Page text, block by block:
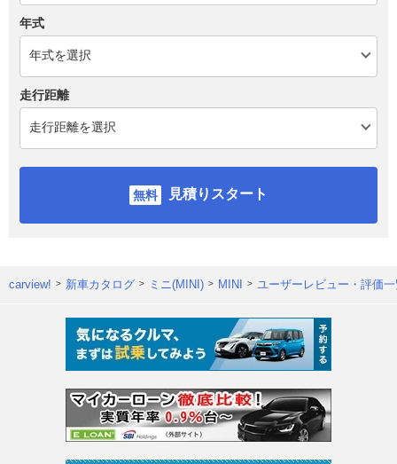
年式
走行距離
見積りスタート
carview! 新車カタログ ミニ(MINI) MINI ユーザーレビュー・評価